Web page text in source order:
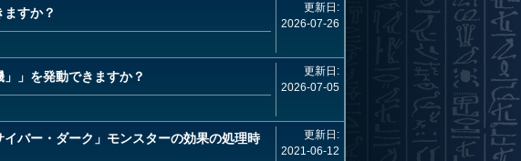
すか？
更新日:
2026-07-26
」を発動できますか？
更新日:
2026-07-05
バー・ダーク」モンスターの効果の処理時
更新日:
2021-06-12